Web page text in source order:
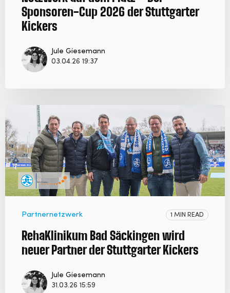
Sponsoren-Cup 2026 der Stuttgarter
Kickers
Jule Giesemann
03.04.26 19:37
Partnernetzwerk 1 MIN READ
RehaKlinikum Bad Säckingen wird
neuer Partner der Stuttgarter Kickers
Jule Giesemann
31.03.26 15:59